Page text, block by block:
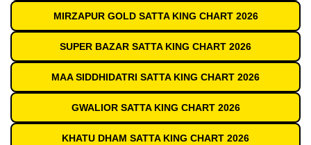
MIRZAPUR GOLD SATTA KING CHART 2026
SUPER BAZAR SATTA KING CHART 2026
MAA SIDDHIDATRI SATTA KING CHART 2026
GWALIOR SATTA KING CHART 2026
KHATU DHAM SATTA KING CHART 2026